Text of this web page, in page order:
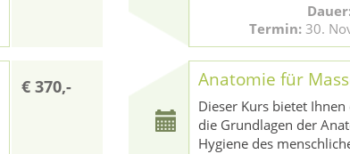
Termin: 30.
€ 370,- Anatomie für
Dieser Kurs bietet
die Grundlagen der
Hygiene des